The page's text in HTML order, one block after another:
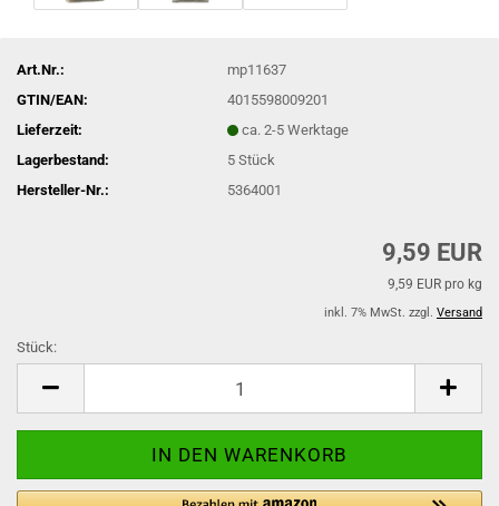
Art.Nr.:
mp11637
GTIN/EAN:
4015598009201
Lieferzeit:
ca. 2-5 Werktage
Lagerbestand:
5Stück
Hersteller-Nr.:
5364001
9,59 EUR
9,59 EUR pro kg
inkl. 7% MwSt. zzgl. Versand
Stück: